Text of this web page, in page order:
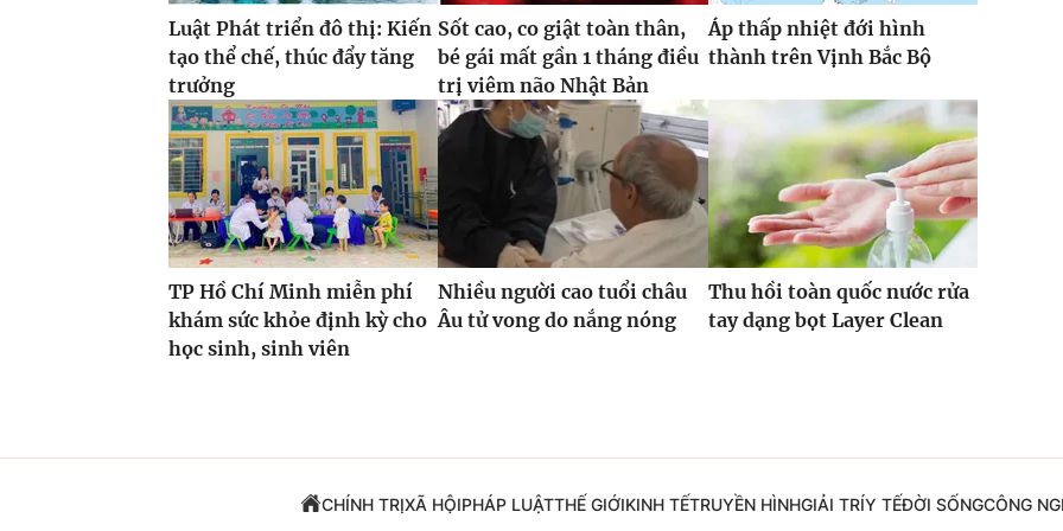
Luật Phát triển đô thị: Kiến
tạo thể chế, thúc đẩy tăng
trưởng
Sốt cao, co giật toàn thân,
bé gái mất gần 1 tháng điều
trị viêm não Nhật Bản
Áp thấp nhiệt đới hình
thành trên Vịnh Bắc Bộ
TP Hồ Chí Minh miễn phí
khám sức khỏe định kỳ cho
học sinh, sinh viên
Nhiều người cao tuổi châu
Âu tử vong do nắng nóng
Thu hồi toàn quốc nước rửa
tay dạng bọt Layer Clean
CHÍNH TRỊXÃ HỘIPHÁP LUẬTTHẾ GIỚIKINH TẾTRUYỀN HÌNHGIẢI TRÍY TẾĐỜI SỐNGCÔNG